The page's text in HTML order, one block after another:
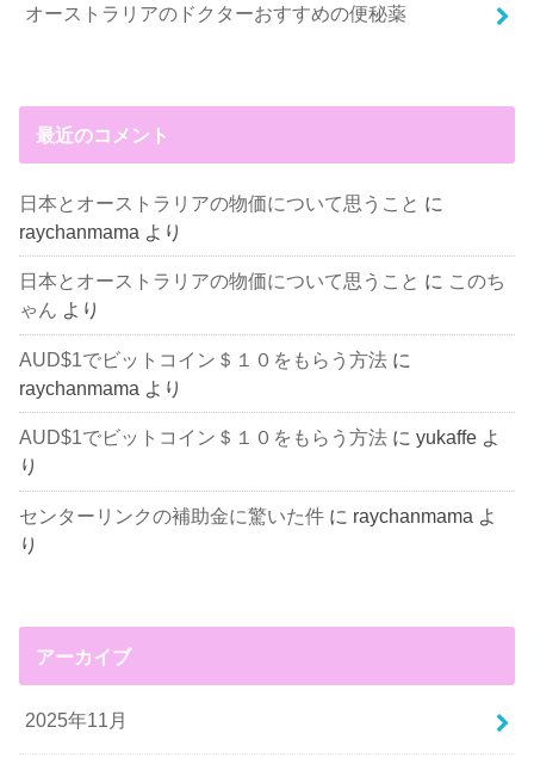
オーストラリアのドクターおすすめの便秘薬
最近のコメント
日本とオーストラリアの物価について思うこと に
raychanmama より
日本とオーストラリアの物価について思うこと に このち
ゃん より
AUD$1でビットコイン＄１０をもらう方法 に
raychanmama より
AUD$1でビットコイン＄１０をもらう方法 にyukaffe よ
り
センターリンクの補助金に驚いた件 に raychanmama よ
り
アーカイブ
2025年11月